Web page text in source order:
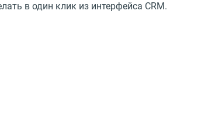
в один клик из интерфейса CRM.